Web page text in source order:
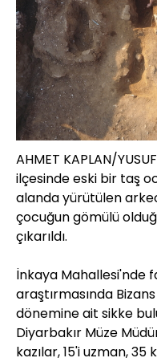
AHMET KAPLAN/
ilçesinde eski bir taş
alanda yürütülen
çocuğun gömülü
çıkarıldı.
İnkaya Mahallesi'nde
araştırmasında
dönemine ait sikke
Diyarbakır Müze
kazılar, 15'i uzman,